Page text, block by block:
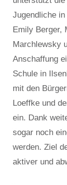
Jugendliche
Emily Berger,
Marchlewsky
Anschaffung
Schule in
mit den
Loeffke und
ein. Dank
sogar noch
werden. Ziel
aktiver und